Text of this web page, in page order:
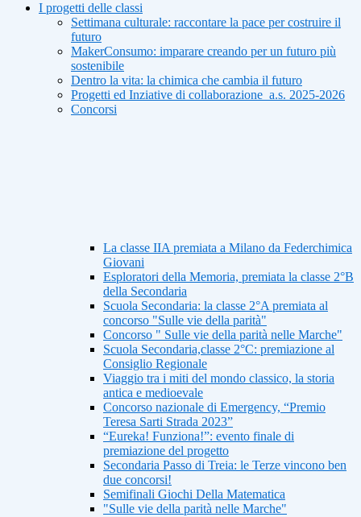
I progetti delle classi
Settimana culturale: raccontare la pace per costruire il
futuro
MakerConsumo: imparare creando per un futuro più
sostenibile
Dentro la vita: la chimica che cambia il futuro
Progetti ed Inziative di collaborazione_a.s. 2025-2026
Concorsi
La classe IIA premiata a Milano da Federchimica
Giovani
Esploratori della Memoria, premiata la classe 2°B
della Secondaria
Scuola Secondaria: la classe 2°A premiata al
concorso "Sulle vie della parità"
Concorso " Sulle vie della parità nelle Marche"
Scuola Secondaria,classe 2°C: premiazione al
Consiglio Regionale
Viaggio tra i miti del mondo classico, la storia
antica e medioevale
Concorso nazionale di Emergency, “Premio
Teresa Sarti Strada 2023”
“Eureka! Funziona!”: evento finale di
premiazione del progetto
Secondaria Passo di Treia: le Terze vincono ben
due concorsi!
Semifinali Giochi Della Matematica
"Sulle vie della parità nelle Marche"